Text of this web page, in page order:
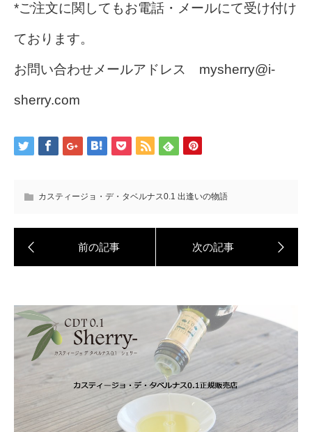
*ご注文に関してもお電話・メールにて受け付け
ております。
お問い合わせメールアドレス mysherry@i-
sherry.com
カスティージョ・デ・タベルナス0.1 出逢いの物語